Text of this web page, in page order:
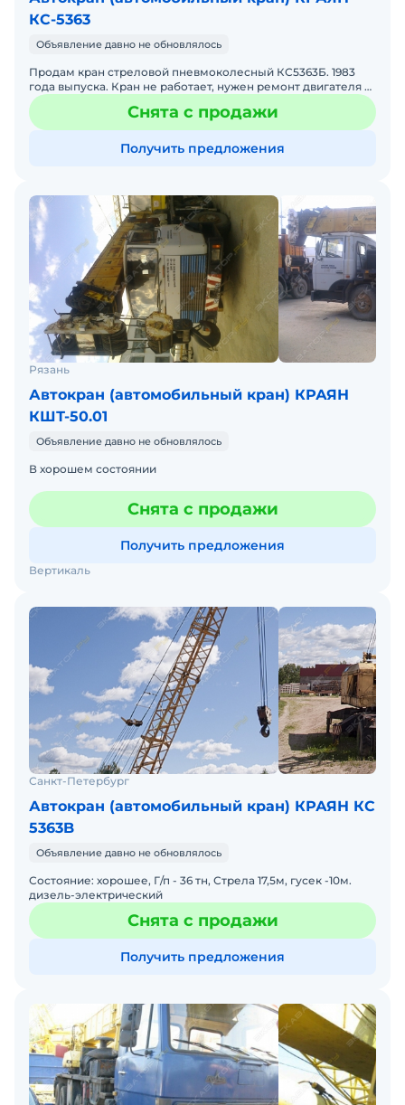
КС-5363
Объявление давно не обновлялось
Продам кран стреловой пневмоколесный КС5363Б. 1983
года выпуска. Кран не работает, нужен ремонт двигателя и
металлоконструкций.
Снята с продажи
Получить предложения
Рязань
Автокран (автомобильный кран) КРАЯН
КШТ-50.01
Объявление давно не обновлялось
В хорошем состоянии
Снята с продажи
Получить предложения
Вертикаль
Санкт-Петербург
Автокран (автомобильный кран) КРАЯН КС
5363B
Объявление давно не обновлялось
Состояние: хорошее, Г/п - 36 тн, Стрела 17,5м, гусек -10м.
дизель-электрический
Снята с продажи
Получить предложения